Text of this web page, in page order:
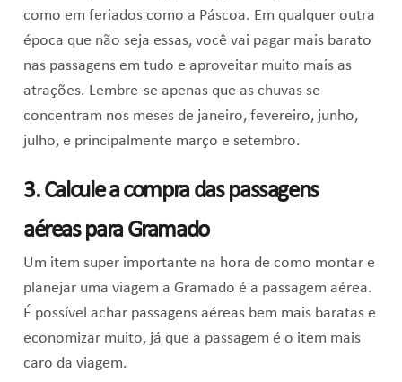
como em feriados como a Páscoa. Em qualquer outra
época que não seja essas, você vai pagar mais barato
nas passagens em tudo e aproveitar muito mais as
atrações. Lembre-se apenas que as chuvas se
concentram nos meses de janeiro, fevereiro, junho,
julho, e principalmente março e setembro.
3. Calcule a compra das passagens
aéreas para Gramado
Um item super importante na hora de como montar e
planejar uma viagem a Gramado é a passagem aérea.
É possível achar passagens aéreas bem mais baratas e
economizar muito, já que a passagem é o item mais
caro da viagem.